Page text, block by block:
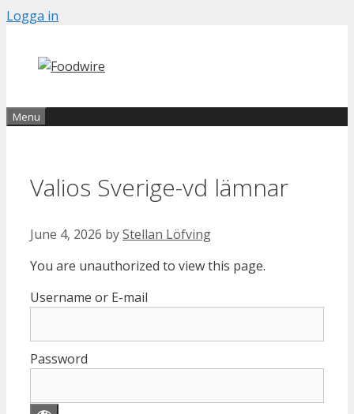
Skip
content
Logga in
Menu
Valios Sverige-vd lämnar
June 4, 2026 byStellan Löfving
You are unauthorized to view this page.
Username or E-mail
Password